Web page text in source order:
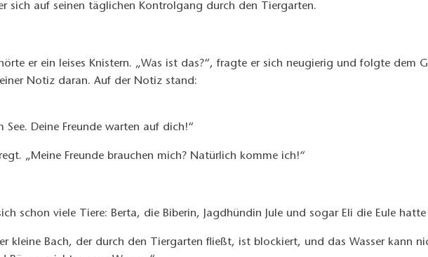
sich auf seinen täglichen Kontrolgang durch den Tiergarten.
er ein leises Knistern. „Was ist das?“, fragte er sich neugierig und folgte dem
Notiz daran. Auf der Notiz stand:
Deine Freunde warten auf dich!“
„Meine Freunde brauchen mich? Natürlich komme ich!“
schon viele Tiere: Berta, die Biberin, Jagdhündin Jule und sogar Eli die Eule
kleine Bach, der durch den Tiergarten fließt, ist blockiert, und das Wasser kann